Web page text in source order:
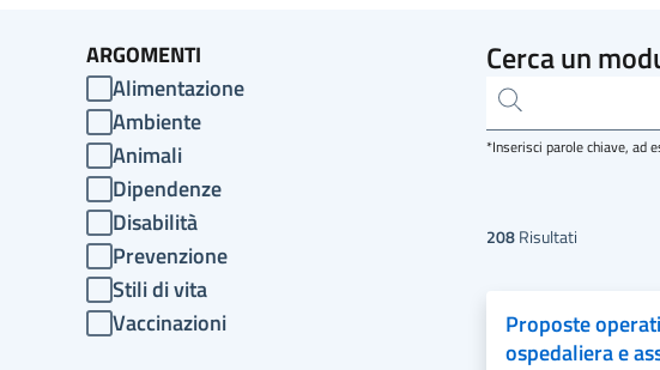
ARGOMENTI
Alimentazione
Ambiente
Animali
Dipendenze
Disabilità
Prevenzione
Stili di vita
Vaccinazioni
Cerca un
*Inserisci parole chiave, ad
208Risultati
Proposte
ospedaliera e